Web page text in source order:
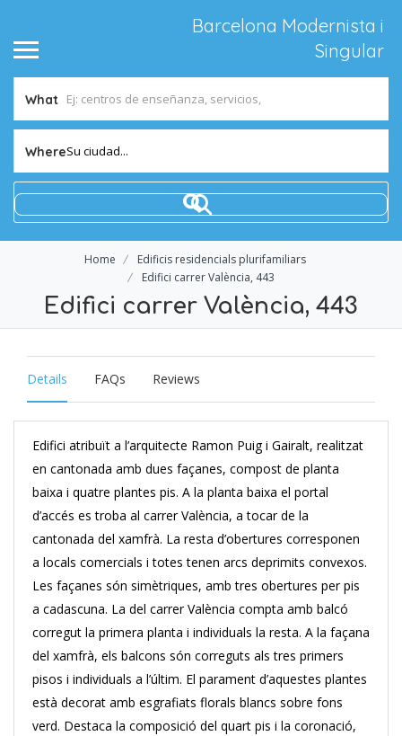
Barcelona Modernista i
Singular
What
WhereSu ciudad...
Home
Edificis residencials plurifamiliars
Edifici carrer València, 443
Edifici carrer València, 443
Details FAQs Reviews
Edifici atribuït a l’arquitecte Ramon Puig i Gairalt, realitzat
en cantonada amb dues façanes, compost de planta
baixa i quatre plantes pis. A la planta baixa el portal
d’accés es troba al carrer València, a tocar de la
cantonada del xamfrà. La resta d’obertures corresponen
a locals comercials i totes tenen arcs deprimits convexos.
Les façanes són simètriques, amb tres obertures per pis
a cadascuna. La del carrer València compta amb balcó
corregut la primera planta i individuals la resta. A la façana
del xamfrà, els balcons són correguts als tres primers
pisos i individuals a l’últim. El parament d’aquestes plantes
està decorat amb esgrafiats florals blancs sobre fons
verd. Destaca la composició del quart pis i la coronació,